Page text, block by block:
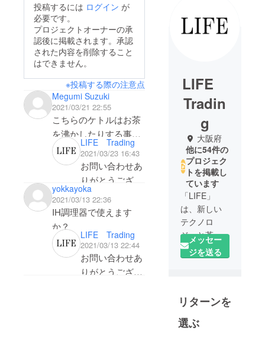
投稿するには ログイン が
必要です。
プロジェクトオーナーの承
認後に掲載されます。承認
された内容を削除すること
はできません。
※投稿する際の注意点
Megumi Suzuki
2021/03/21 22:55
こちらのケトルはお茶
を沸かしたりする事は
できますか？LIFE Trading
2021/03/23 16:43
お問い合わせあ
りがとうござい
ます。 質問:IH
調理器で使えま
能でございま
す。 ただし、
直火の場合は持
ち手の黒いグ
yokkayoka
2021/03/13 22:36
IH調理器で使えます
か？
LIFE Trading
2021/03/13 22:44
お問い合わせあ
りがとうござい
LIFE
Tradin
g
大阪府
他に54件の
プロジェク
トを掲載し
ています
「LIFE」
は、新しい
テクノロ
ジーと革新
的な家電製
品の提供に
トアップ
す。チーム
メッセー
ジを送る
リターンを
選ぶ